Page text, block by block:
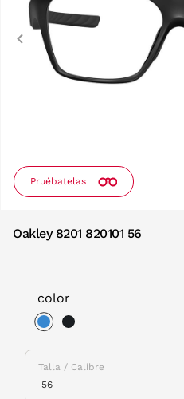
Pruébatelas
Previous
Oakley 8201 820101 56
color
Talla / Calibre